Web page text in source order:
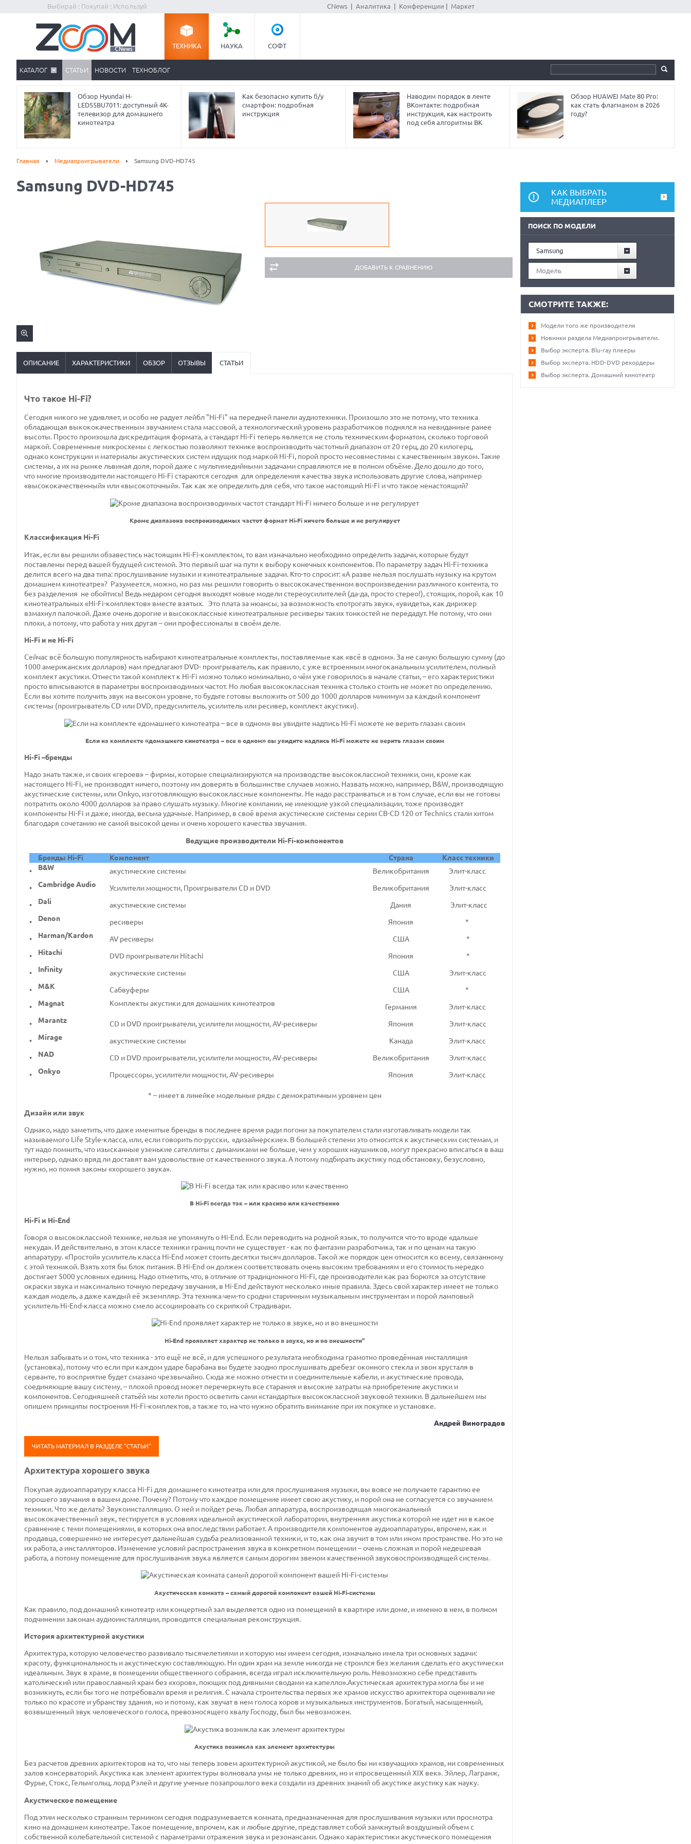
Выбирай : Покупай : Используй CNews| Аналитика Конференции Маркет
ТЕХНИКА НАУКА СОФТ
КАТАЛОГ СТАТЬИ НОВОСТИ ТЕХНОБЛОГ
Обзор Hyundai H-
LED55BU7011: доступный 4K-
телевизор для домашнего
кинотеатра
Как безопасно купить б/у
смартфон: подробная
инструкция
Наводим порядок в ленте
ВКонтакте: подробная
инструкция, как настроить
под себя алгоритмы ВК
Обзор HUAWEI Mate 80 Pro:
как стать флагманом в 2026
году?
Главная Медиапроигрыватели Samsung DVD-HD745
Samsung DVD-HD745
ДОБАВИТЬ К СРАВНЕНИЮ
ОПИСАНИЕ ХАРАКТЕРИСТИКИ ОБЗОР ОТЗЫВЫ СТАТЬИ
Что такое Hi-Fi?
Сегодня никого не удивляет, и особо не радует лейбл "Hi-Fi" на передней панели аудиотехники. Произошло это не потому, что техника
обладающая выкококачественным звучанием стала массовой, а технологический уровень разработчиков поднялся на невиданные ранее
высоты. Просто произошла дискредитация формата, а стандарт Hi-Fi теперь является не столь техническим форматом, сколько торговой
маркой. Современные микросхемы с легкостью позволяют технике воспроизводить частотный диапазон от 20 герц, до 20 килогерц,
однако конструкции и материалы акустических систем идущих под маркой Hi-Fi, порой просто несовместимы с качественным звуком. Такие
системы, а их на рынке львиная доля, поройдаже с мультимедийными задачами справляются не в полном объёме. Дело дошло до того,
что многие производители настоящего Hi-Fi стараются сегодня для определения качества звука использовать другие слова, например
«высококачественный» или «высокоточный». Так как же определить для себя, что такое настоящий Hi-Fi и что такое ненастоящий?
Кроме диапазона воспроизводимых частот формат Hi-Fi ничего больше и не регулирует
Классификация Hi-Fi
Итак, если вы решили обзавестись настоящим Hi-Fi-комплектом, то вам изначально необходимо определить задачи, которые будут
поставлены перед вашей будущей системой. Это первый шаг на пути к выбору конечных компонентов. По параметру задач Hi-Fi-техника
делится всего на два типа: прослушивание музыки и кинотеатральные задачи. Кто-то спросит: «А разве нельзя послушать музыку на крутом
домашнем кинотеатре»? Разумеется, можно, но раз мы решили говорить о высококачественном воспроизведении различного контента, то
без разделения не обойтись! Ведь недаром сегодня выходят новые модели стереоусилителей (да-да, просто стерео!), стоящих, порой, как 10
кинотеатральных «Hi-Fi-комплектов» вместе взятых. Это плата за нюансы, за возможность «потрогать звук», «увидеть», как дирижер
взмахнул палочкой. Даже очень дорогие и высококлассные кинотеатральные ресиверы таких тонкостей не передадут. Не потому, что они
плохи, а потому, что работа у них другая – они профессионалы в своём деле.
Hi-Fi и не Hi-Fi
Сейчас всё большую популярность набирают кинотеатральные комплекты, поставляемые как «всё в одном». За не самую большую сумму (до
1000 американских долларов) нам предлагаютDVD- проигрыватель, как правило, с уже встроенным многоканальным усилителем, полный
комплект акустики. Отнести такой комплект к Hi-Fi можно только номинально, о чём уже говорилось в начале статьи, – его характеристики
просто вписываются в параметры воспроизводимых частот. Но любая высококлассная техника столько стоить не может по определению.
Если вы хотите получить звук на высоком уровне, то будьте готовы выложить от 500 до 1000 долларов минимум за каждый компонент
системы (проигрывательCD или DVD, предусилитель, усилитель или ресивер, комплект акустики).
Если на комплекте «домашнего кинотеатра – все в одном» вы увидите надпись Hi-Fi можете не верить глазам своим
Hi-Fi –бренды
Надо знать также, и своих «героев» – фирмы, которые специализируются на производстве высококлассной техники, они, кроме как
настоящего Hi-Fi, не производят ничего, поэтому им доверять в большинстве случаев можно. Назвать можно, например, B&W, производящую
акустические системы, илиOnkyo, изготовляющую высококлассные компоненты. Не надо расстраиваться и в том случае, если вы не готовы
потратить около 4000 долларов за право слушать музыку. Многие компании, не имеющие узкой специализации, тоже производят
компоненты Hi-Fi и даже, иногда, весьма удачные. Например, в своё время акустические системы серии CB-CD 120 отTechnicsстали хитом
благодаря сочетанию не самой высокой цены и очень хорошего качества звучания.
Ведущие производители Hi-Fi-компонентов
Бренды Hi-Fi Компонент Cтрана
Класс техники
•
B&W акустические системы Великобритания Элит-класс
• CambridgeAudio Усилители мощности, Проигрыватели CD и DVD Великобритания Элит-класс
• Dali акустические системы Дания Элит-класс
• Denon ресиверы Япония *
• Harman/Kardon AV ресиверы США *
• Hitachi DVD проигрыватели Hitachi Япония *
• Infinity акустические системы США Элит-класс
• M&K Сабвуферы США *
• Magnat Комплекты акустики для домашних кинотеатров Германия Элит-класс
• Marantz CD и DVD проигрыватели, усилители мощности, AV-ресиверы Япония Элит-класс
• Mirage акустические системы Канада Элит-класс
• NAD CD и DVD проигрыватели, усилители мощности, AV-ресиверы Великобритания Элит-класс
• Onkyo Процессоры, усилители мощности, AV-ресиверы Япония Элит-класс
* – имеет в линейке модельные ряды с демократичным уровнем цен
Дизайн или звук
Однако, надо заметить, что даже именитые бренды в последнее время ради погони за покупателем стали изготавливать модели так
называемого Life Style-класса, или, если говорить по-русски, «дизайнерские». В большей степени это относится к акустическим системам, и
тут надо помнить, что изысканные узенькие сателлиты с динамиками не больше, чем у хороших наушников, могут прекрасно вписаться в ваш
интерьер, однако вряд ли доставят вам удовольствие от качественного звука. А потому подбирать акустику под обстановку, безусловно,
нужно, но помня законы «хорошего звука».
В Hi-Fi всегда так – или красиво или качественно
Hi-Fi и Hi-End
Говоря о высококлассной технике, нельзя не упомянуть о Hi-End. Если переводить на родной язык, то получится что-то вроде «дальше
некуда». И действительно, в этом классе техники границ почти не существует - как по фантазии разработчика, так и по ценам на такую
аппаратуру. «Простой» усилитель класса Hi-End может стоить десятки тысяч долларов. Такой же порядок цен относится ко всему, связанному
с этой техникой. Взять хотя бы блок питания. В Hi-End он должен соответствовать очень высоким требованиям и его стоимость нередко
достигает 5000 условных единиц. Надо отметить, что, в отличие от традиционного Hi-Fi, где производители как раз борются за отсутствие
окраски звука и максимально точную передачу звучания, в Hi-End действуют несколько иные правила. Здесь свой характер имеет не только
каждая модель, а даже каждый её экземпляр. Эта техника чем-то сродни старинным музыкальным инструментам и порой ламповый
усилитель Hi-End-класса можно смело ассоциировать со скрипкой Страдивари.
Hi-End проявляет характер не только в звуке, но и во внешности"
Нельзя забывать и о том, что техника - это ещё не всё, и для успешного результата необходима грамотно проведённая инсталляция
(установка), потому что если при каждом ударе барабана вы будете заодно прослушивать дребезг оконного стекла и звон хрусталя в
серванте, то восприятие будет смазано чрезвычайно. Сюда же можно отнести и соединительные кабели, и акустические провода,
соединяющие вашу систему, – плохой провод может перечеркнуть все старания и высокие затраты на приобретение акустики и
компонентов. Сегодняшней статьёй мы хотели просто осветить сами «стандарты» высококлассной звуковой техники. В дальнейшем мы
опишем принципы построения Hi-Fi-комплектов, а также то, на что нужно обратить внимание при их покупке и установке.
Андрей Виноградов
ЧИТАТЬ МАТЕРИАЛ В РАЗДЕЛЕ "СТАТЬИ"
Архитектура хорошего звука
Покупая аудиоаппаратуру класса Hi-Fi для домашнего кинотеатра или для прослушивания музыки, вы вовсе не получаете гарантию ее
хорошего звучания в вашем доме. Почему? Потому что каждое помещение имеет свою акустику, и порой она не согласуется со звучанием
техники. Что же делать? Звукоинсталляцию. О ней и пойдет речь. Любая аппаратура, воспроизводящая многоканальный
высококачественный звук, тестируется в условиях идеальной акустической лаборатории, внутренняя акустика которой не идет ни в какое
сравнение с теми помещениями, в которых она впоследствии работает. А производителя компонентов аудиоаппаратуры, впрочем, как и
продавца, совершенно не интересует дальнейшая судьба реализованной техники, и то, как она звучит в том или ином пространстве. Но это не
их работа, а инсталляторов. Изменение условий распространения звука в конкретном помещении – очень сложная и порой недешевая
работа, а потому помещение для прослушивания звука является самым дорогим звеном качественной звуковоспроизводящей системы.
Акустическая комната – самый дорогой компонент вашей Hi-Fi-системы
Как правило, под домашний кинотеатр или концертный зал выделяется одно из помещений в квартире или доме, и именно в нем, в полном
подчинении законам аудиоинсталляции, проводится специальная реконструкция.
История архитектурной акустики
Архитектура, которую человечество развивало тысячелетиями и которую мы имеем сегодня, изначально имела три основных задачи:
красоту, функциональность и акустическую составляющую. Ни один храм на земле никогда не строился без желания сделать его акустически
идеальным. Звук в храме, в помещении общественного собрания, всегда играл исключительную роль. Невозможно себе представить
католический или православный храм без «хоров», поющих под дивными сводами «а капелло».Акустическая архитектура могла бы и не
возникнуть, если бы того не потребовали время и религия. С начала строительства первых же храмов искусствоархитектора оценивали не
только по красоте и убранству здания, но и потому, как звучат в нем голоса хоров и музыкальных инструментов. Богатый, насыщенный,
возвышенный звук человеческого голоса, превозносящего хвалу Господу, был бы невозможен.
Акустика возникла как элемент архитектуры
Без расчетов древних архитекторов на то, что мы теперь зовем архитектурной акустикой, не было бы ни «звучащих» храмов, ни современных
залов консерваторий. Акустика как элемент архитектуры волновала умы не только древних, но и «просвещенный XIX век». Эйлер, Лагранж,
Фурье, Стокс, Гельмгольц, лорд Рэлей и другие ученые позапрошлого века создали из древних знаний об акустике акустику как науку.
Акустическое помещение
Под этим несколько странным термином сегодня подразумевается комната, предназначенная для прослушивания музыки или просмотра
кино на домашнем кинотеатре. Такое помещение, впрочем, как и любые другие, представляет собой замкнутый воздушный объем с
собственной колебательной системой с параметрами отражения звука и резонансами. Однако характеристики акустического помещения
КАК ВЫБРАТЬ
МЕДИАПЛЕЕР
ПОИСК ПО МОДЕЛИ
Samsung
Модель
СМОТРИТЕ ТАКЖЕ:
Модели того же производителя
Новинки раздела Медиапроигрыватели.
Выбор эксперта. Blu-ray плееры
Выбор эксперта. HDD-DVD рекордеры
Выбор эксперта. Домашний кинотеатр